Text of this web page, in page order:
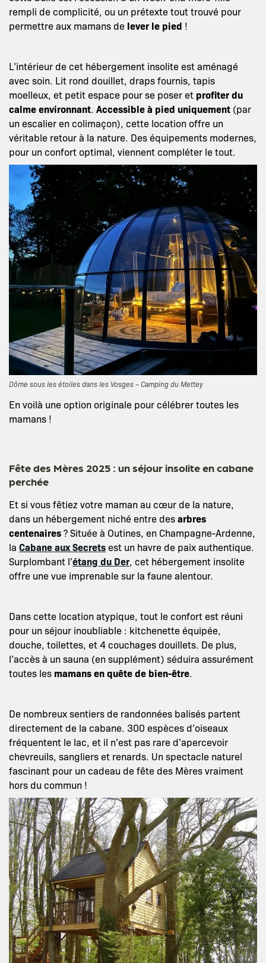
rempli de complicité, ou un prétexte tout trouvé pour
permettre aux mamans de lever le pied !
L’intérieur de cet hébergement insolite est aménagé
avec soin. Lit rond douillet, draps fournis, tapis
moelleux, et petit espace pour se poser et profiter du
calme environnant. Accessible à pied uniquement (par
un escalier en colimaçon), cette location offre un
véritable retour à la nature. Des équipements modernes,
pour un confort optimal, viennent compléter le tout.
Dôme sous les étoiles dans les Vosges – Camping du Mettey
En voilà une option originale pour célébrer toutes les
mamans !
Fête des Mères 2025 : un séjour insolite en cabane
perchée
Et si vous fêtiez votre maman au cœur de la nature,
dans un hébergement niché entre desarbres
centenaires? Située à Outines, en Champagne-Ardenne,
la Cabane aux Secrets est un havre de paix authentique.
Surplombant l’étang du Der, cet hébergement insolite
offre une vue imprenable sur la faune alentour.
Dans cette location atypique, tout le confort est réuni
pour un séjour inoubliable : kitchenette équipée,
douche, toilettes, et 4 couchages douillets. De plus,
l’accès à un sauna (en supplément) séduira assurément
toutes les mamans en quête de bien-être.
De nombreux sentiers de randonnées balisés partent
directement de la cabane. 300 espèces d’oiseaux
fréquentent le lac, et il n’est pas rare d’apercevoir
chevreuils, sangliers et renards. Un spectacle naturel
fascinant pour un cadeau de fête des Mères vraiment
hors du commun !